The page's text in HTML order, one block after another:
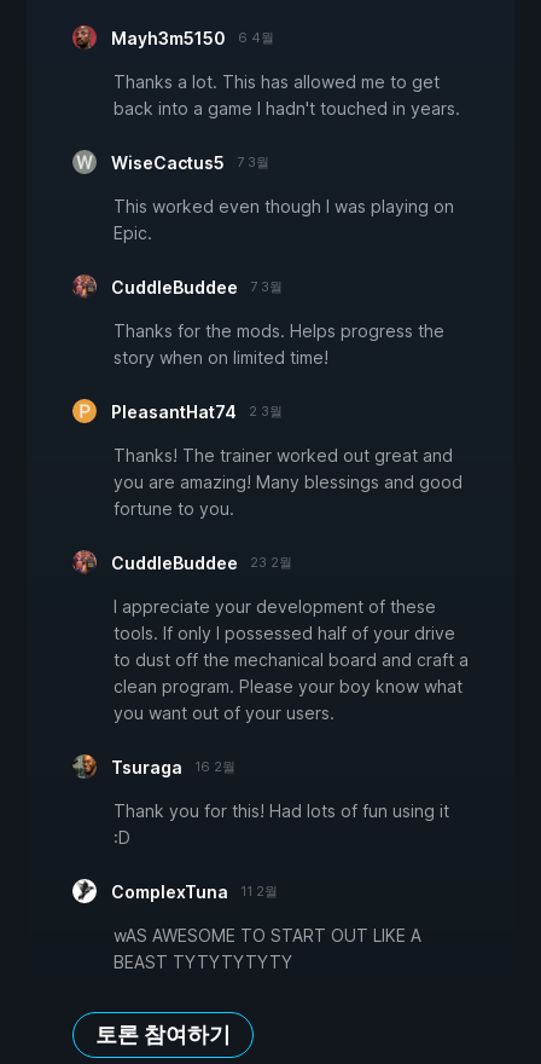
Mayh3m5150 6 4월
Thanks a lot. This has allowed me to get
back into a game I hadn't touched in years.
WiseCactus5 7 3월
This worked even though I was playing on
Epic.
CuddleBuddee 7 3월
Thanks for the mods. Helps progress the
story when on limited time!
PleasantHat74 2 3월
Thanks! The trainer worked out great and
you are amazing! Many blessings and good
fortune to you.
CuddleBuddee 23 2월
I appreciate your development of these
tools. If only I possessed half of your drive
to dust off the mechanical board and craft a
clean program. Please your boy know what
you want out of your users.
Tsuraga 16 2월
Thank you for this! Had lots of fun using it
:D
ComplexTuna 11 2월
wAS AWESOME TO START OUT LIKE A
BEAST TYTYTYTYTY
토론 참여하기